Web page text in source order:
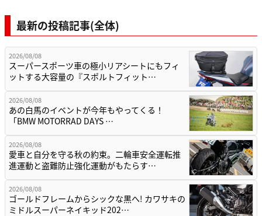
最新の投稿記事(全体)
2026/08/08
スーパースポーツ車の極小リアシートにもフィ
ットする大容量の『スポルトフィット…
2026/08/08
あの白馬のイベントが今年もやってくる！
「BMW MOTORRAD DAYS …
2026/08/08
愛車と自分を守る秋の約束。二輪車安全運転推
進運動と盗難防止強化運動がもたらす…
2026/08/08
ゴールドフレームからシックな黒へ! カワサキの
ミドルスーパーネイキッド202…